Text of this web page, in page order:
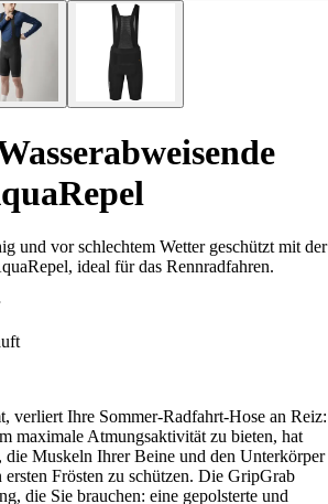
und vor schlechtem Wetter geschützt mit der
ideal für das Rennradfahren.
verliert Ihre Sommer-Radfahrt-Hose an Reiz:
maximale Atmungsaktivität zu bieten, hat
Muskeln Ihrer Beine und den Unterkörper
Frösten zu schützen. Die GripGrab
die Sie brauchen: eine gepolsterte und